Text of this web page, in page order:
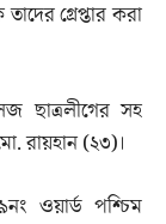
গ্রেপ্তার করা
ছাত্রলীগের সহ
রায়হান (২৩)।
ওয়ার্ড পশ্চিম